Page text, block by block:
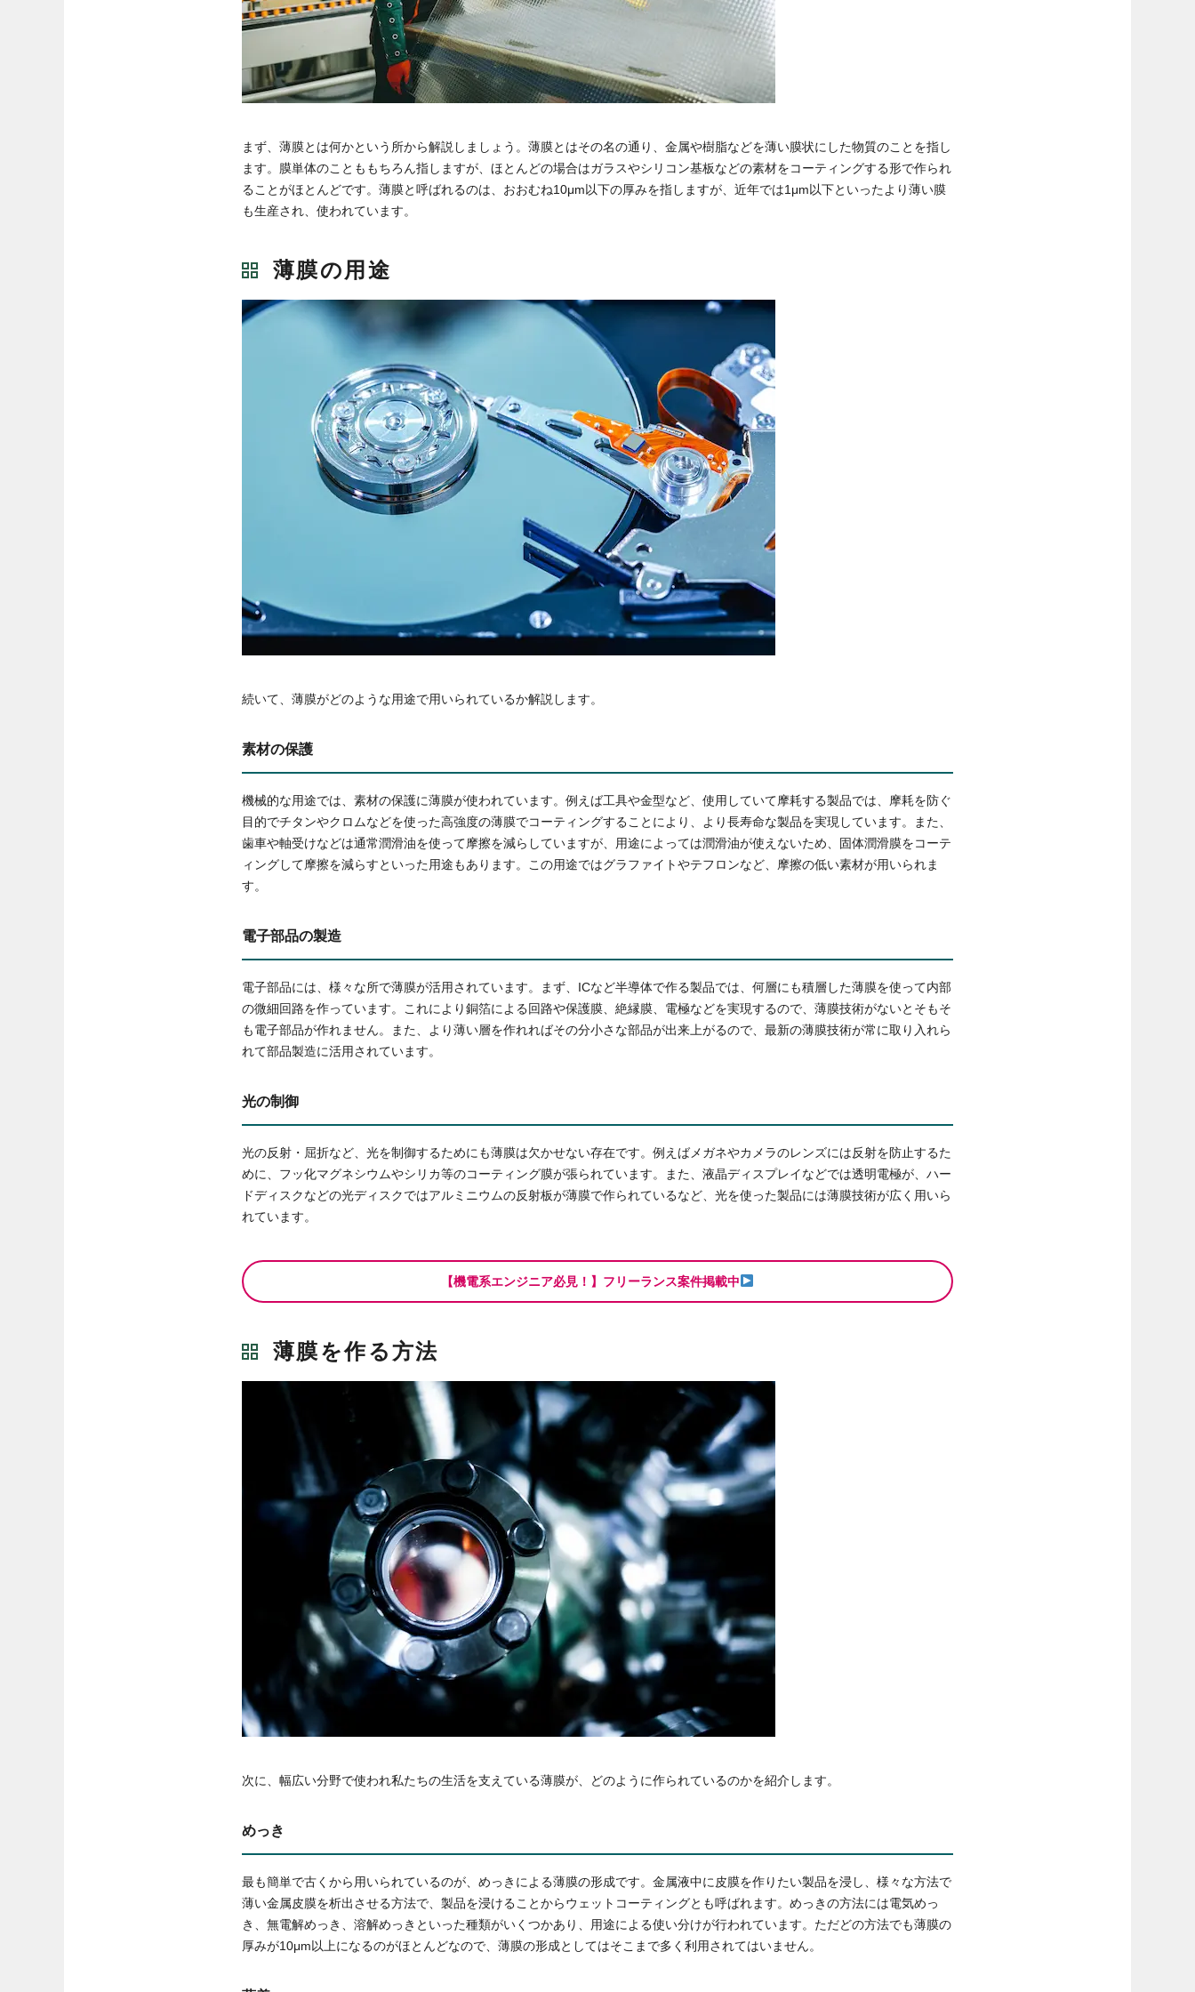
まず、薄膜とは何かという所から解説しましょう。薄膜とはその名の通り、金属や樹脂などを薄い膜状にした物質のことを指し
ます。膜単体のことももちろん指しますが、ほとんどの場合はガラスやシリコン基板などの素材をコーティングする形で作られ
ることがほとんどです。薄膜と呼ばれるのは、おおむね10μm以下の厚みを指しますが、近年では1μm以下といったより薄い膜
も生産され、使われています。
薄膜の用途
続いて、薄膜がどのような用途で用いられているか解説します。
素材の保護
機械的な用途では、素材の保護に薄膜が使われています。例えば工具や金型など、使用していて摩耗する製品では、摩耗を防ぐ
目的でチタンやクロムなどを使った高強度の薄膜でコーティングすることにより、より長寿命な製品を実現しています。また、
歯車や軸受けなどは通常潤滑油を使って摩擦を減らしていますが、用途によっては潤滑油が使えないため、固体潤滑膜をコーテ
ィングして摩擦を減らすといった用途もあります。この用途ではグラファイトやテフロンなど、摩擦の低い素材が用いられま
す。
電子部品の製造
電子部品には、様々な所で薄膜が活用されています。まず、ICなど半導体で作る製品では、何層にも積層した薄膜を使って内部
の微細回路を作っています。これにより銅箔による回路や保護膜、絶縁膜、電極などを実現するので、薄膜技術がないとそもそ
も電子部品が作れません。また、より薄い層を作れればその分小さな部品が出来上がるので、最新の薄膜技術が常に取り入れら
れて部品製造に活用されています。
光の制御
光の反射・屈折など、光を制御するためにも薄膜は欠かせない存在です。例えばメガネやカメラのレンズには反射を防止するた
めに、フッ化マグネシウムやシリカ等のコーティング膜が張られています。また、液晶ディスプレイなどでは透明電極が、ハー
ドディスクなどの光ディスクではアルミニウムの反射板が薄膜で作られているなど、光を使った製品には薄膜技術が広く用いら
れています。
【機電系エンジニア必見！】フリーランス案件掲載中
薄膜を作る方法
次に、幅広い分野で使われ私たちの生活を支えている薄膜が、どのように作られているのかを紹介します。
めっき
最も簡単で古くから用いられているのが、めっきによる薄膜の形成です。金属液中に皮膜を作りたい製品を浸し、様々な方法で
薄い金属皮膜を析出させる方法で、製品を浸けることからウェットコーティングとも呼ばれます。めっきの方法には電気めっ
き、無電解めっき、溶解めっきといった種類がいくつかあり、用途による使い分けが行われています。ただどの方法でも薄膜の
厚みが10μm以上になるのがほとんどなので、薄膜の形成としてはそこまで多く利用されてはいません。